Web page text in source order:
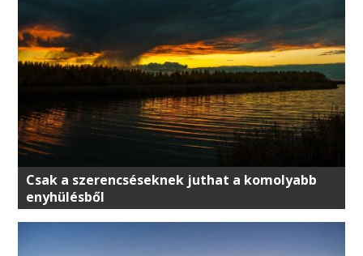
Csak a szerencséseknek juthat a komolyabb
enyhülésből